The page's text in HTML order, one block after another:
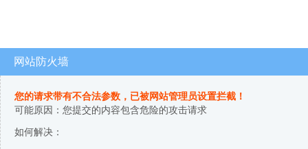
网站防火墙
您的请求带有不合法参数，已被网站管理员设置拦截！
可能原因：您提交的内容包含危险的攻击请求
如何解决：